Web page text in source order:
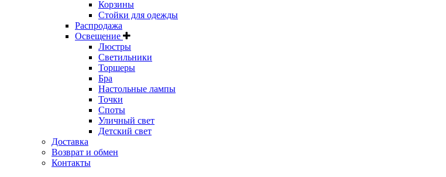
Корзины
Стойки для одежды
Распродажа
Освещение
Люстры
Светильники
Торшеры
Бра
Настольные лампы
Точки
Споты
Уличный свет
Детский свет
Доставка
Возврат и обмен
Контакты